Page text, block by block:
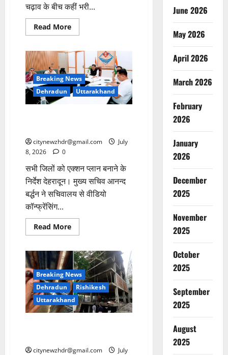
चढ़ाव के बीच कहीं भरी...
Read MoreRead
more
में
भारी
बारिश
के
लिए
फिर
चेतावनी
Breaking News
Dehradun
Uttarakhand
citynewzhdr@gmail.com
July
8, 2026
0
सभी जिलों को एक्शन प्लान बनाने के
निर्देश देहरादून। मुख्य सचिव आनन्द
बर्द्धन ने सचिवालय से वीडियो
कॉन्फ्रेंसिंग...
Read MoreRead
more
पर्व
को
जन-
जन
से
जोड़ने
की
तैयारी
Breaking News
Dehradun
Rishikesh
Uttarakhand
citynewzhdr@gmail.com
July
June 2026
May 2026
April 2026
March 2026
February
2026
January
2026
December
2025
November
2025
October
2025
September
2025
August
2025